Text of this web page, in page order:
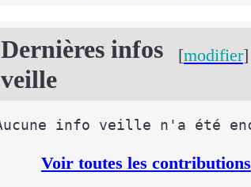
[modifier]
Dernières infos
veille
Voir toutes les contributions